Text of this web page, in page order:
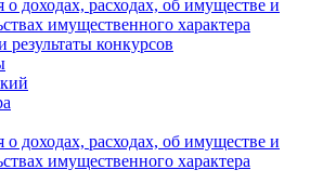
о доходах, расходах, об имуществе и
имущественного характера
результаты конкурсов
о доходах, расходах, об имуществе и
имущественного характера